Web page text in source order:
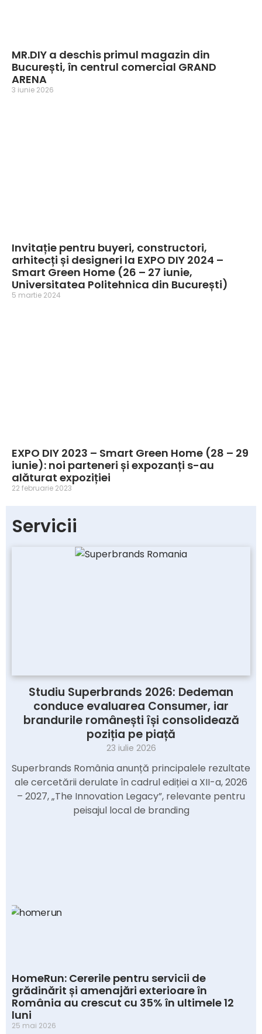
MR.DIY a deschis primul magazin din
București, în centrul comercial GRAND
ARENA
3 iunie 2026
Invitație pentru buyeri, constructori,
arhitecți și designeri la EXPO DIY 2024 –
Smart Green Home (26 – 27 iunie,
Universitatea Politehnica din București)
5 martie 2024
EXPO DIY 2023 – Smart Green Home (28 – 29
iunie): noi parteneri și expozanți s-au
alăturat expoziției
22 februarie 2023
Servicii
Studiu Superbrands 2026: Dedeman
conduce evaluarea Consumer, iar
brandurile românești își consolidează
poziția pe piață
23 iulie 2026
Superbrands România anunță principalele rezultate
ale cercetării derulate în cadrul ediției a XII-a, 2026
– 2027, „The Innovation Legacy”, relevante pentru
peisajul local de branding
HomeRun: Cererile pentru servicii de
grădinărit și amenajări exterioare în
România au crescut cu 35% în ultimele 12
luni
25 mai 2026